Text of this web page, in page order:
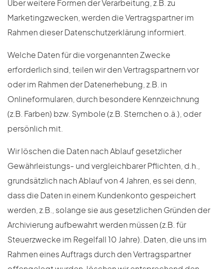
Über weitere Formen der Verarbeitung, z.B. zu
Marketingzwecken, werden die Vertragspartner im
Rahmen dieser Datenschutzerklärung informiert.
Welche Daten für die vorgenannten Zwecke
erforderlich sind, teilen wir den Vertragspartnern vor
oder im Rahmen der Datenerhebung, z.B. in
Onlineformularen, durch besondere Kennzeichnung
(z.B. Farben) bzw. Symbole (z.B. Sternchen o.ä.), oder
persönlich mit.
Wir löschen die Daten nach Ablauf gesetzlicher
Gewährleistungs- und vergleichbarer Pflichten, d.h.,
grundsätzlich nach Ablauf von 4 Jahren, es sei denn,
dass die Daten in einem Kundenkonto gespeichert
werden, z.B., solange sie aus gesetzlichen Gründen der
Archivierung aufbewahrt werden müssen (z.B. für
Steuerzwecke im Regelfall 10 Jahre). Daten, die uns im
Rahmen eines Auftrags durch den Vertragspartner